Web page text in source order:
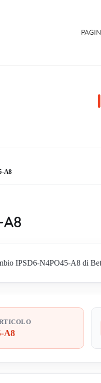
A8
IPSD6-N4PO45-A8 di
A8